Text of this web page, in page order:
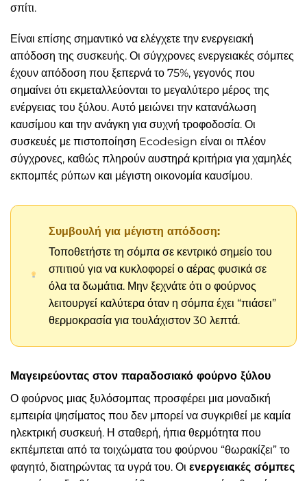
σπίτι.
Είναι επίσης σημαντικό να ελέγχετε την ενεργειακή
απόδοση της συσκευής. Οι σύγχρονες ενεργειακές σόμπες
έχουν απόδοση που ξεπερνά το 75%, γεγονός που
σημαίνει ότι εκμεταλλεύονται το μεγαλύτερο μέρος της
ενέργειας του ξύλου. Αυτό μειώνει την κατανάλωση
καυσίμου και την ανάγκη για συχνή τροφοδοσία. Οι
συσκευές με πιστοποίηση Ecodesign είναι οι πλέον
σύγχρονες, καθώς πληρούν αυστηρά κριτήρια για χαμηλές
εκπομπές ρύπων και μέγιστη οικονομία καυσίμου.
Συμβουλή για μέγιστη απόδοση:
Τοποθετήστε τη σόμπα σε κεντρικό σημείο του
σπιτιού για να κυκλοφορεί ο αέρας φυσικά σε
όλα τα δωμάτια. Μην ξεχνάτε ότι ο φούρνος
λειτουργεί καλύτερα όταν η σόμπα έχει “πιάσει”
θερμοκρασία για τουλάχιστον 30 λεπτά.
Μαγειρεύοντας στον παραδοσιακό φούρνο ξύλου
Ο φούρνος μιας ξυλόσομπας προσφέρει μια μοναδική
εμπειρία ψησίματος που δεν μπορεί να συγκριθεί με καμία
ηλεκτρική συσκευή. Η σταθερή, ήπια θερμότητα που
εκπέμπεται από τα τοιχώματα του φούρνου “θωρακίζει” το
φαγητό, διατηρώντας τα υγρά του. Οι ενεργειακές σόμπες